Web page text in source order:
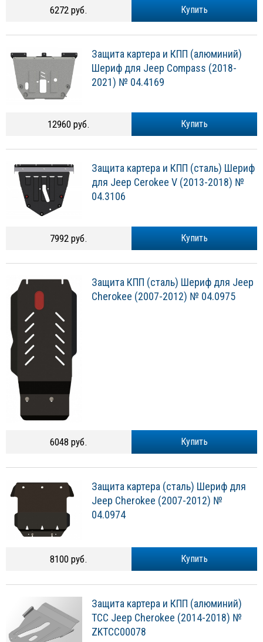
Купить
6272 руб.
Защита картера и КПП (алюминий)
Шериф для Jeep Compass (2018-
2021) № 04.4169
Купить
12960 руб.
Защита картера и КПП (сталь) Шериф
для Jeep Cerokee V (2013-2018) №
04.3106
Купить
7992 руб.
Защита КПП (сталь) Шериф для Jeep
Cherokee (2007-2012) № 04.0975
Купить
6048 руб.
Защита картера (сталь) Шериф для
Jeep Cherokee (2007-2012) №
04.0974
Купить
8100 руб.
Защита картера и КПП (алюминий)
ТСС Jeep Cherokee (2014-2018) №
ZKTCC00078